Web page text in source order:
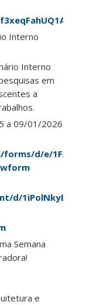
Interno
Interno
em
a
a 09/01/2026
d/e/
Semana
e